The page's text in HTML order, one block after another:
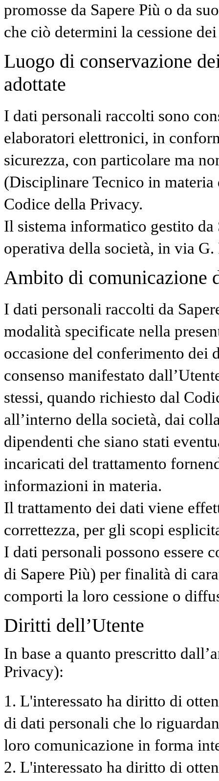
promosse da Sapere Più o da
che ciò determini la cessione
Luogo di conservazione
adottate
I dati personali raccolti sono
elaboratori elettronici, in
sicurezza, con particolare ma
(Disciplinare Tecnico in
Codice della Privacy.
Il sistema informatico gestito da
operativa della società, in via
Ambito di comunicazione
I dati personali raccolti da
modalità specificate nella
occasione del conferimento dei
consenso manifestato
stessi, quando richiesto dal
all’interno della società, dai
dipendenti che siano stati
incaricati del trattamento
informazioni in materia.
Il trattamento dei dati viene
correttezza, per gli scopi
I dati personali possono essere
di Sapere Più) per finalità di
comporti la loro cessione o
Diritti dell’Utente
In base a quanto prescritto
Privacy):
1. L'interessato ha diritto di
di dati personali che lo
loro comunicazione in forma
2. L'interessato ha diritto di